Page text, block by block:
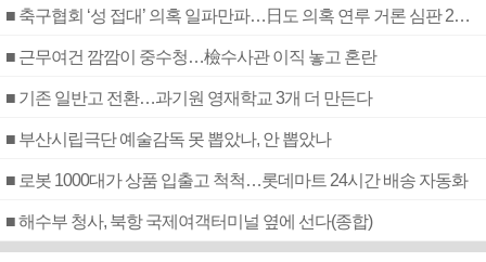
■ 축구협회 ‘성 접대’ 의혹 일파만파…日도 의혹 연루 거론 심판 2명 조사
■ 근무여건 깜깜이 중수청…檢수사관 이직 놓고 혼란
■ 기존 일반고 전환…과기원 영재학교 3개 더 만든다
■ 부산시립극단 예술감독 못 뽑았나, 안 뽑았나
■ 로봇 1000대가 상품 입출고 척척…롯데마트 24시간 배송 자동화
■ 해수부 청사, 북항 국제여객터미널 옆에 선다(종합)